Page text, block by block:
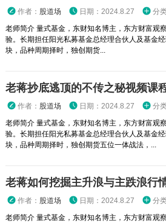
作者： 股道场 日期：2024.8.27 分
老师简介 量式基金，东财知名博主，东方财富观
验。长期担任阳光私募基金总经理合伙人及基金
块，品种周期择时，独创期货...
老蒋抄底逃顶的不传之秘视频课
作者： 股道场 日期：2024.8.27 分
老师简介 量式基金，东财知名博主，东方财富观
验。长期担任阳光私募基金总经理合伙人及基金
块，品种周期择时，独创期货五位一体战法，...
老蒋如何挖掘主升浪与主跌浪行
作者： 股道场 日期：2024.8.27 分
老师简介 量式基金，东财知名博主，东方财富观